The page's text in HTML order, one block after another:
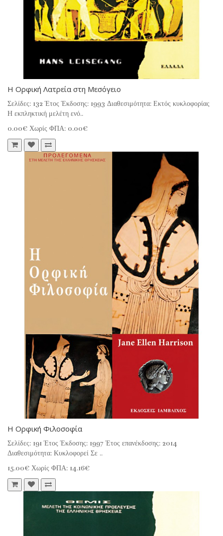
Η Ορφική Λατρεία στη Μεσόγειο
Σελίδες: 132 Έτος Έκδοσης: 1993 Διαθεσιμότητα: Εκτός κυκλοφορίας
Η εκπληκτική μελέτη ενό..
0.00€ Χωρίς ΦΠΑ: 0.00€
Η Ορφική Φιλοσοφία
Σελίδες: 191 Έτος Έκδοσης: 1997 Έτος επανέκδοσης: 2014
Διαθεσιμότητα: Κυκλοφορεί Σε ..
15.00€ Χωρίς ΦΠΑ: 14.16€